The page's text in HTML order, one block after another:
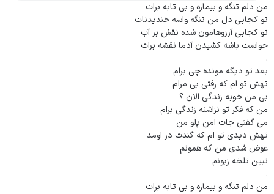
من دلم تنگه و بیماره و بی تابه برات
تو کجایی دل من تنگه واسه خندیدنات
تو کجایی آرزوهامون شده نقش بر آب
حواست باشه کشیدن آدما نقشه برات
.
بعد تو دیگه مونده چی برام
تهش تو ام که رفتی بی مرام
بی من خوبه زندگی الان ؟
من که فکر تو نزاشته زندگی برام
می گفتی جات امن پلو من
تهش دیدی تو ام که گندت در اومد
عوض شدی من که همونم
نبین تلخه زبونم
.
من دلم تنگه و بیماره و بی تابه برات